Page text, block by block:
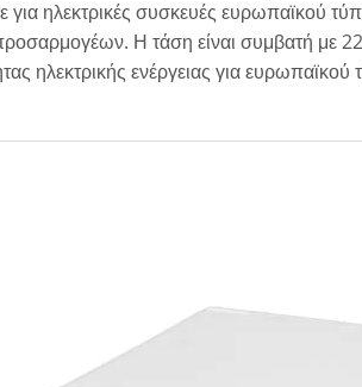
για ηλεκτρικές συσκευές ευρωπαϊκού
Η τάση είναι συμβατή με
ηλεκτρικής ενέργειας για ευρωπαϊκού